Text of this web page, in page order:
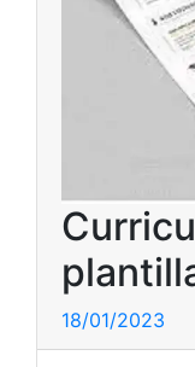
18/01/2023